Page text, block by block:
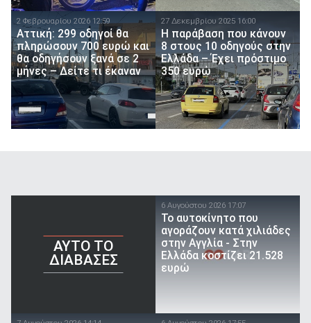
2 Φεβρουαρίου 2026 12:59
Αττική: 299 οδηγοί θα
πληρώσουν 700 ευρώ και
θα οδηγήσουν ξανά σε 2
μήνες – Δείτε τι έκαναν
27 Δεκεμβρίου 2025 16:00
Η παράβαση που κάνουν
8 στους 10 οδηγούς στην
Ελλάδα – Έχει πρόστιμο
350 ευρώ
AYTO TO
ΔΙΑΒΑΣΕΣ
6 Αυγούστου 2026 17:07
To αυτοκίνητο που
αγοράζουν κατά χιλιάδες
στην Αγγλία - Στην
Ελλάδα κοστίζει 21.528
ευρώ